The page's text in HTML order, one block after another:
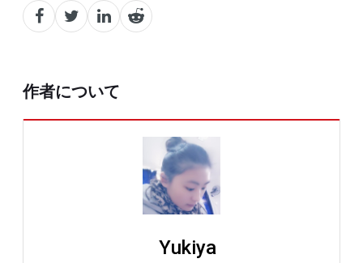
作者について
Yukiya